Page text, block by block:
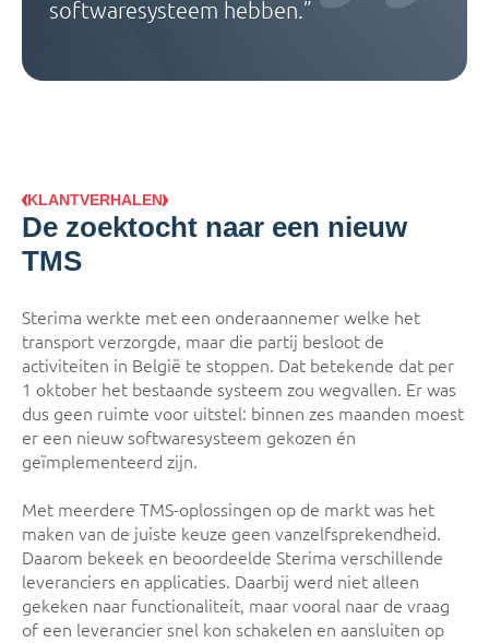
softwaresysteem hebben.”
KLANTVERHALEN
De zoektocht naar een nieuw
TMS
Sterima werkte met een onderaannemer welke het
transport verzorgde, maar die partij besloot de
activiteiten in België te stoppen. Dat betekende dat per
1 oktober het bestaande systeem zou wegvallen. Er was
dus geen ruimte voor uitstel: binnen zes maanden moest
er een nieuw softwaresysteem gekozen én
geïmplementeerd zijn.
Met meerdere TMS-oplossingen op de markt was het
maken van de juiste keuze geen vanzelfsprekendheid.
Daarom bekeek en beoordeelde Sterima verschillende
leveranciers en applicaties. Daarbij werd niet alleen
gekeken naar functionaliteit, maar vooral naar de vraag
of een leverancier snel kon schakelen en aansluiten op